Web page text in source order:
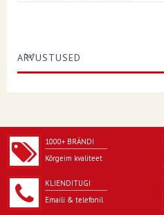
ARVUSTUSED
1000+ BRÄNDI
Kõrgeim kvaliteet
KLIENDITUGI
Emaili & telefonil